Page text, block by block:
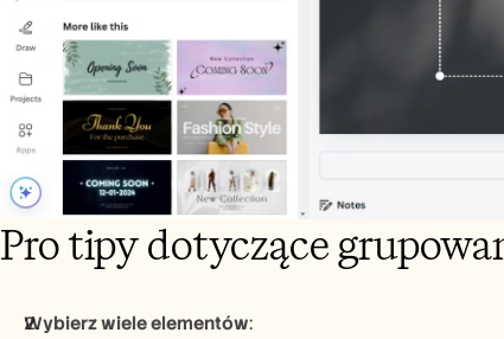
Pro tipy dotyczące
Wybierz wiele elementów: